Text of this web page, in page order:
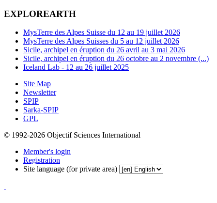
EXPLOREARTH
MysTerre des Alpes Suisse du 12 au 19 juillet 2026
MysTerre des Alpes Suisses du 5 au 12 juillet 2026
Sicile, archipel en éruption du 26 avril au 3 mai 2026
Sicile, archipel en éruption du 26 octobre au 2 novembre (...)
Iceland Lab - 12 au 26 juillet 2025
Site Map
Newsletter
SPIP
Sarka-SPIP
GPL
© 1992-2026 Objectif Sciences International
Member's login
Registration
Site language (for private area)